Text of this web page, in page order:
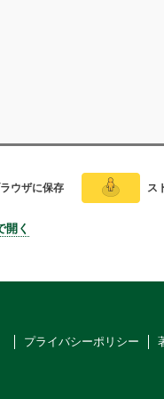
ウザに保存 ス
開く
プライバシーポリシー